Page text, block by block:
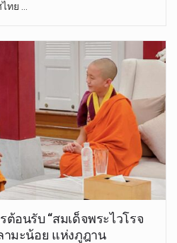
ย …
ต้อนรับ “สมเด็จพระไวโรจ
ามะน้อย แห่งภูฎาน